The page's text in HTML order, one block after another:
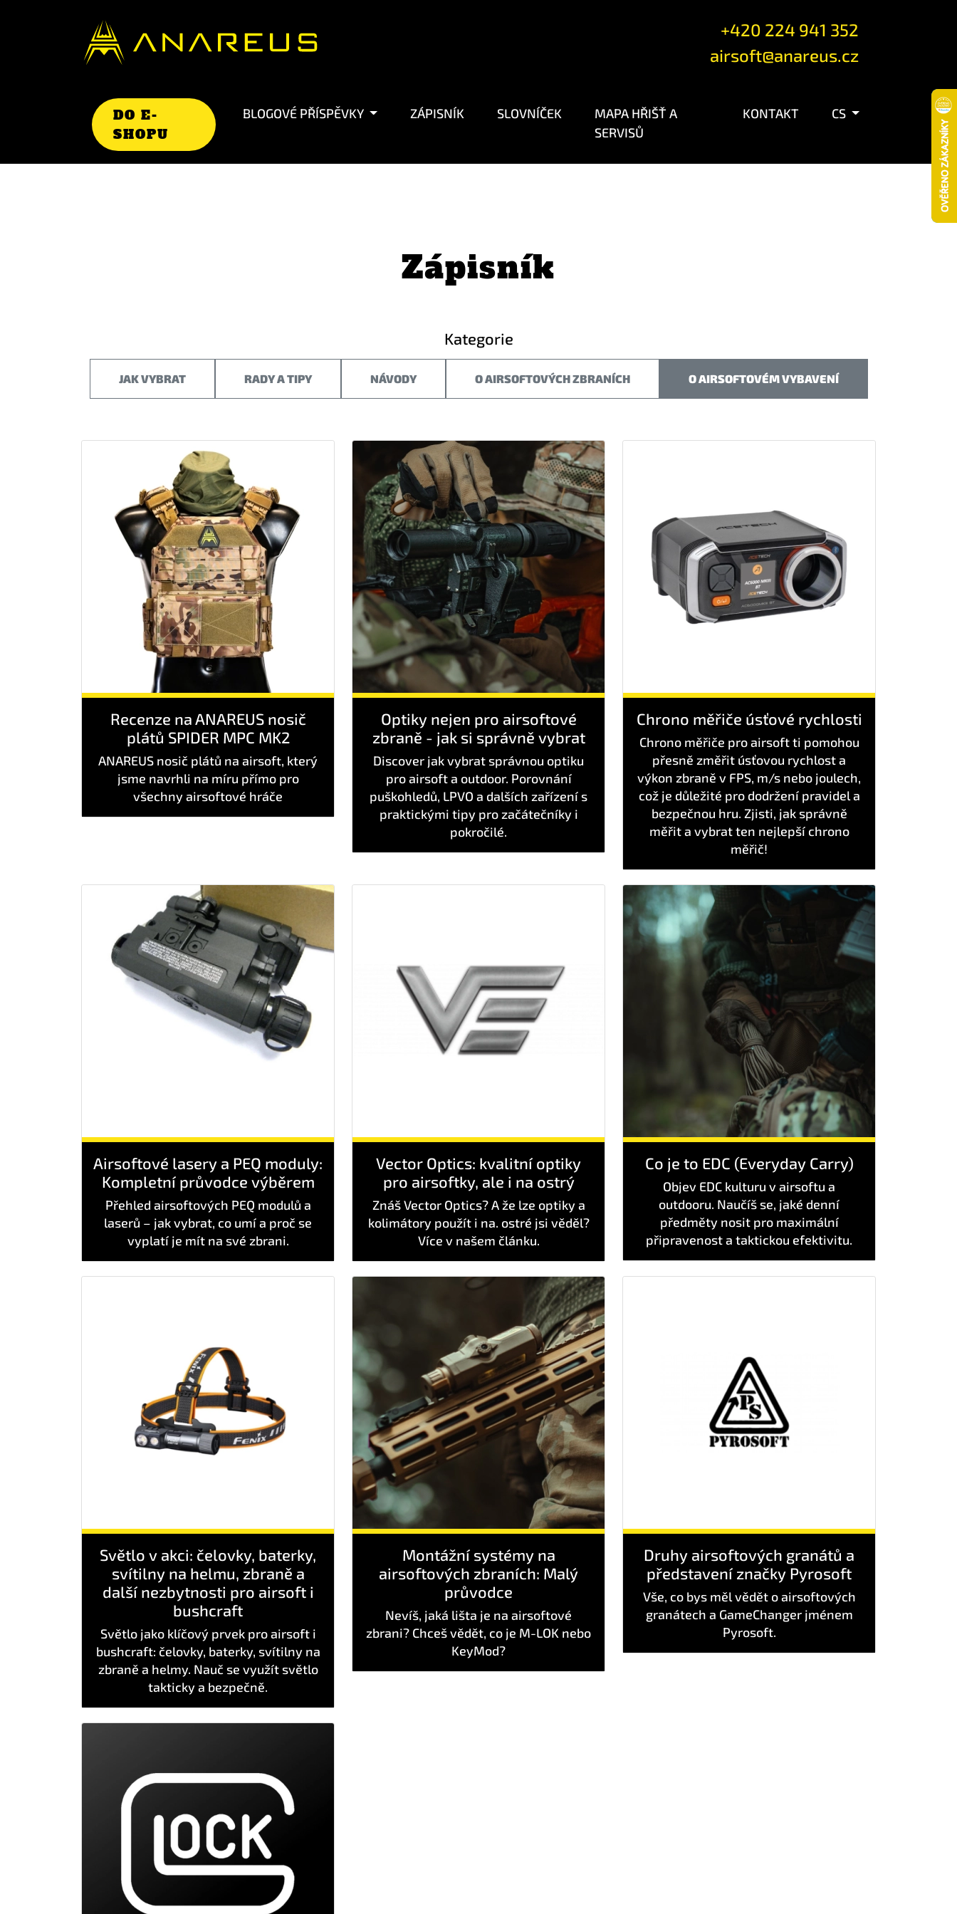
+420 224 941 352
airsoft@anareus.cz
DO E-
SHOPU
BLOGOVÉ PŘÍSPĚVKY ZÁPISNÍK SLOVNÍČEK
MAPA HŘIŠŤ A
SERVISŮ
KONTAKT CS
Zápisník
Kategorie
JAK VYBRAT RADY A TIPY NÁVODY O AIRSOFTOVÝCH ZBRANÍCH O AIRSOFTOVÉM VYBAVENÍ
Recenze na ANAREUS nosič
plátů SPIDER MPC MK2
ANAREUS nosič plátů na airsoft, který
jsme navrhli na míru přímo pro
všechny airsoftové hráče
Optiky nejen pro airsoftové
zbraně - jak si správně vybrat
Discover jak vybrat správnou optiku
pro airsoft a outdoor. Porovnání
puškohledů, LPVO a dalších zařízení s
praktickými tipy pro začátečníky i
pokročilé.
Chrono měřiče úsťové rychlosti
Chrono měřiče pro airsoft ti pomohou
přesně změřit úsťovou rychlost a
výkon zbraně v FPS, m/s nebo joulech,
což je důležité pro dodržení pravidel a
bezpečnou hru. Zjisti, jak správně
měřit a vybrat ten nejlepší chrono
měřič!
Airsoftové lasery a PEQ moduly:
Kompletní průvodce výběrem
Přehled airsoftových PEQ modulů a
laserů – jak vybrat, co umí a proč se
vyplatí je mít na své zbrani.
Vector Optics: kvalitní optiky
pro airsoftky, ale i na ostrý
Znáš Vector Optics? A že lze optiky a
kolimátory použít i na. ostré jsi věděl?
Více v našem článku.
Co je to EDC (Everyday Carry)
Objev EDC kulturu v airsoftu a
outdooru. Naučíš se, jaké denní
předměty nosit pro maximální
připravenost a taktickou efektivitu.
Světlo v akci: čelovky, baterky,
svítilny na helmu, zbraně a
další nezbytnosti pro airsoft i
bushcraft
Světlo jako klíčový prvek pro airsoft i
bushcraft: čelovky, baterky, svítilny na
zbraně a helmy. Nauč se využít světlo
takticky a bezpečně.
Montážní systémy na
airsoftových zbraních: Malý
průvodce
Nevíš, jaká lišta je na airsoftové
zbrani? Chceš vědět, co je M-LOK nebo
KeyMod?
Druhy airsoftových granátů a
představení značky Pyrosoft
Vše, co bys měl vědět o airsoftových
granátech a GameChanger jménem
Pyrosoft.